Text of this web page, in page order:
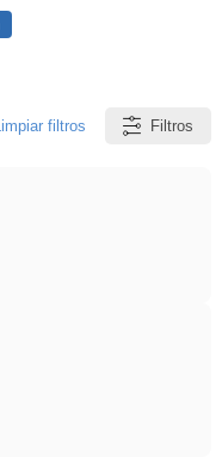
filtros Filtros